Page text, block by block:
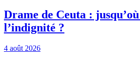
Drame de Ceuta :
l’indignité ?
4 août 2026